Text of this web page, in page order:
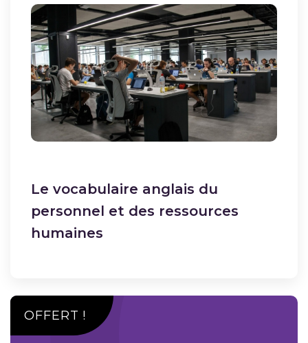
Le vocabulaire anglais du
personnel et des ressources
humaines
OFFERT !